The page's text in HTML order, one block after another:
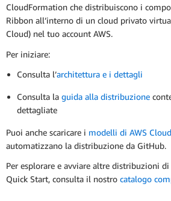
CloudFormation che distribuiscono i
Ribbon all’interno di un cloud privato
Cloud) nel tuo account AWS.
Per iniziare:
Consulta l’architettura e i dettagli
Consulta la guida alla distribuzione
dettagliate
Puoi anche scaricare i modelli di AWS
automatizzano la distribuzione da GitHub.
Per esplorare e avviare altre distribuzioni
Quick Start, consulta il nostro catalogo